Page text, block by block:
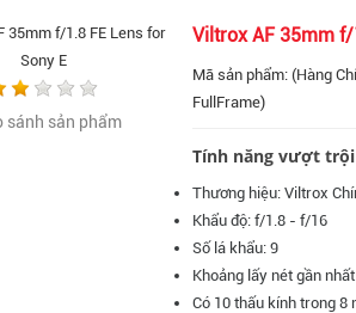
sánh sản phẩm
Viltrox AF 35mm f/
Mã sản phẩm: (Hàng
FullFrame)
Tính năng vượt trội
Thương hiệu: Viltrox
Khẩu độ: f/1.8 - f/16
Số lá khẩu: 9
Khoảng lấy nét gần
Có 10 thấu kính trong 8